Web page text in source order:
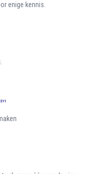
enige kennis.